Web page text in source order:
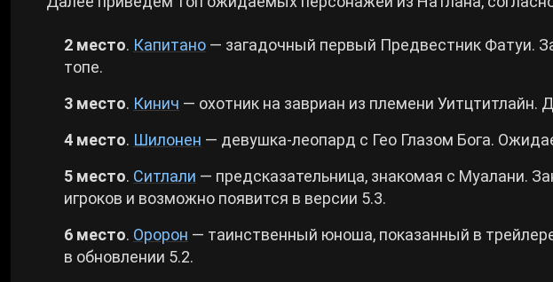
2 место. Капитано — загадочный первый Предвестник Фатуи.
топе.
3 место. Кинич — охотник на завриан из племени Уитцтитлайн.
4 место. Шилонен — девушка-леопард с Гео Глазом Бога.
5 место. Ситлали — предсказательница, знакомая с Муалани.
игроков и возможно появится в версии 5.3.
6 место. Оророн — таинственный юноша, показанный в
в обновлении 5.2.